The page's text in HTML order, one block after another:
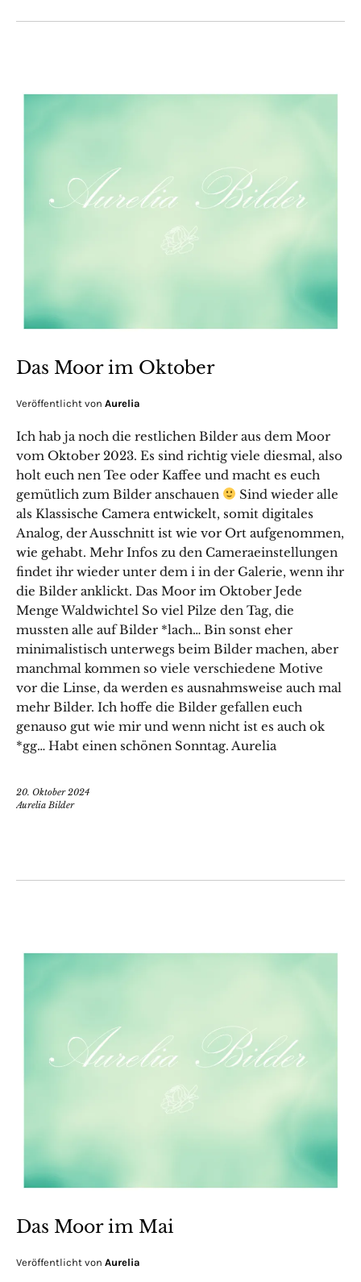
Das Moor im Oktober
Veröffentlicht von Aurelia
Ich hab ja noch die restlichen Bilder aus dem Moor
vom Oktober 2023. Es sind richtig viele diesmal, also
holt euch nen Tee oder Kaffee und macht es euch
gemütlich zum Bilder anschauen
Sind wieder alle
als Klassische Camera entwickelt, somit digitales
Analog, der Ausschnitt ist wie vor Ort aufgenommen,
wie gehabt. Mehr Infos zu den Cameraeinstellungen
findet ihr wieder unter dem i in der Galerie, wenn ihr
die Bilder anklickt. Das Moor im Oktober Jede
Menge Waldwichtel So viel Pilze den Tag, die
mussten alle auf Bilder *lach… Bin sonst eher
minimalistisch unterwegs beim Bilder machen, aber
manchmal kommen so viele verschiedene Motive
vor die Linse, da werden es ausnahmsweise auch mal
mehr Bilder. Ich hoffe die Bilder gefallen euch
genauso gut wie mir und wenn nicht ist es auch ok
*gg… Habt einen schönen Sonntag. Aurelia
20. Oktober 2024
Aurelia Bilder
Das Moor im Mai
Veröffentlicht von Aurelia